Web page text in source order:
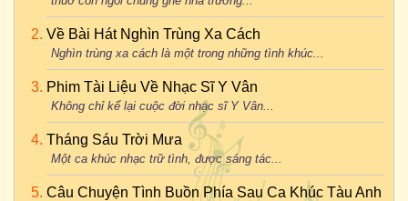
Về Bài Hát Nghìn Trùng Xa Cách
Nghìn trùng xa cách là một trong những tình khúc...
Phim Tài Liệu Về Nhạc Sĩ Y Vân
Không chỉ kể lại cuộc đời nhạc sĩ Y Vân...
Tháng Sáu Trời Mưa
Một ca khúc nhạc trữ tình, được sáng tác...
Câu Chuyện Tình Buồn Phía Sau Ca Khúc Tàu Anh